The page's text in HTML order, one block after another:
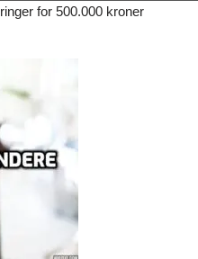
for 500.000 kroner